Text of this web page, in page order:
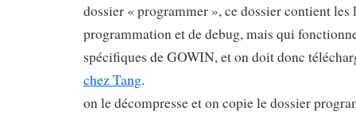
dossier « programmer », ce dossier contient
programmation et de debug, mais qui
spécifiques de GOWIN, et on doit donc
chez Tang.
on le décompresse et on copie le dossier